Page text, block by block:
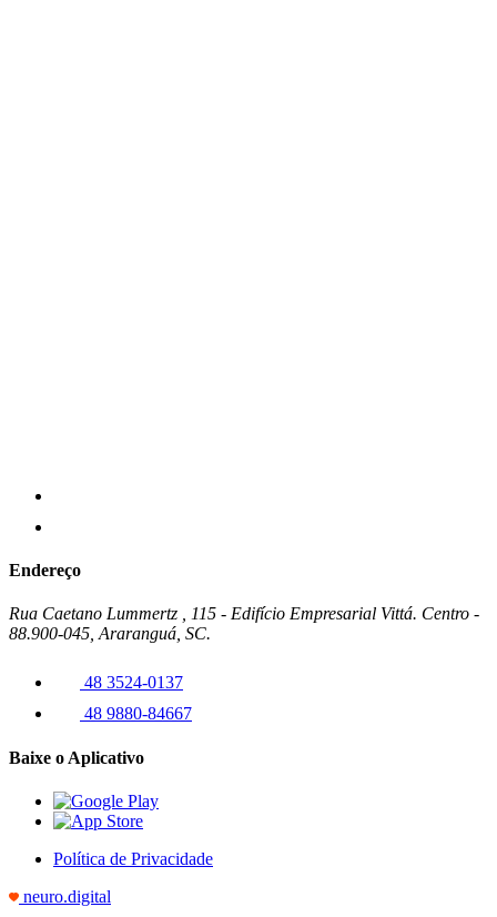
Endereço
Rua Caetano Lummertz , 115 - Edifício Empresarial Vittá. Centro -
88.900-045, Araranguá, SC.
48 3524-0137
48 9880-84667
Baixe o Aplicativo
Política de Privacidade
neuro.digital